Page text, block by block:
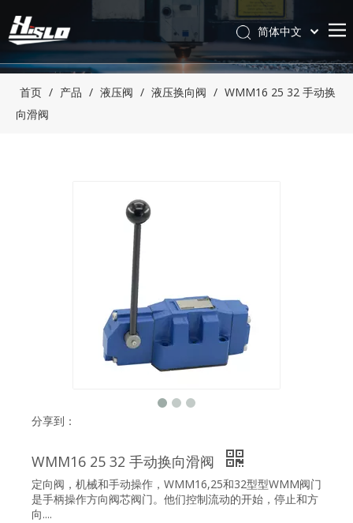
简体中文
English
首页 / 产品 / 液压阀 / 液压换向阀 / WMM16 25 32 手动换
向滑阀
分享到：
WMM16 25 32 手动换向滑阀
定向阀，机械和手动操作，WMM16,25和32型型WMM阀门
是手柄操作方向阀芯阀门。他们控制流动的开始，停止和方
向....